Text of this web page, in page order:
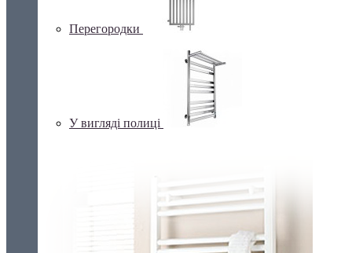
Перегородки
У вигляді полиці